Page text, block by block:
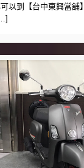
以到【台中東興當舖